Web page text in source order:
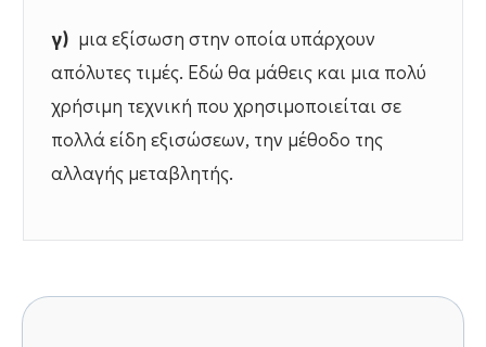
γ) μια εξίσωση στην οποία υπάρχουν
απόλυτες τιμές. Εδώ θα μάθεις και μια πολύ
χρήσιμη τεχνική που χρησιμοποιείται σε
πολλά είδη εξισώσεων, την μέθοδο της
αλλαγής μεταβλητής.